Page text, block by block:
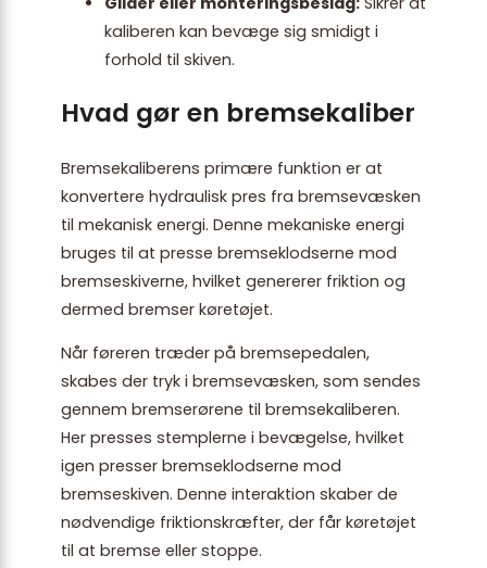
kaliberen kan bevæge sig smidigt i
forhold til skiven.
Hvad gør en bremsekaliber
Bremsekaliberens primære funktion er at
konvertere hydraulisk pres fra bremsevæsken
til mekanisk energi. Denne mekaniske energi
bruges til at presse bremseklodserne mod
bremseskiverne, hvilket genererer friktion og
dermed bremser køretøjet.
Når føreren træder på bremsepedalen,
skabes der tryk i bremsevæsken, som sendes
gennem bremserørene til bremsekaliberen.
Her presses stemplerne i bevægelse, hvilket
igen presser bremseklodserne mod
bremseskiven. Denne interaktion skaber de
nødvendige friktionskræfter, der får køretøjet
til at bremse eller stoppe.